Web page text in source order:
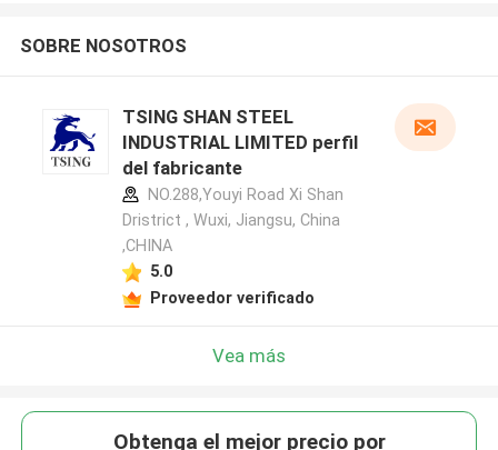
SOBRE NOSOTROS
TSING SHAN STEEL
INDUSTRIAL LIMITED perfil
del fabricante
NO.288,Youyi Road Xi Shan
Dristrict , Wuxi, Jiangsu, China
,CHINA
5.0
Proveedor verificado
Vea más
Obtenga el mejor precio por